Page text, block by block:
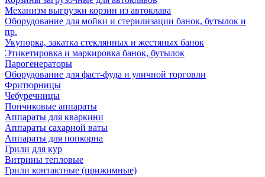
Механизм выгрузки корзин из автоклава
Оборудование для мойки и стерилизации банок, бутылок и
пр.
Укупорка, закатка стеклянных и жестяных банок
Этикетировка и маркировка банок, бутылок
Парогенераторы
Оборудование для фаст-фуда и уличной торговли
Фритюрницы
Чебуречницы
Пончиковые аппараты
Аппараты для кваркини
Аппараты сахарной ваты
Аппараты для попкорна
Грили для кур
Витрины тепловые
Грили контактные (прижимные)